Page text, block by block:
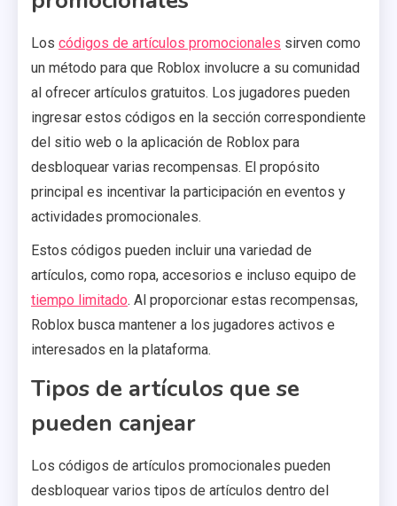
Los códigos de artículos promocionales sirven como
un método para que Roblox involucre a su comunidad
al ofrecer artículos gratuitos. Los jugadores pueden
ingresar estos códigos en la sección correspondiente
del sitio web o la aplicación de Roblox para
desbloquear varias recompensas. El propósito
principal es incentivar la participación en eventos y
actividades promocionales.
Estos códigos pueden incluir una variedad de
artículos, como ropa, accesorios e incluso equipo de
tiempo limitado. Al proporcionar estas recompensas,
Roblox busca mantener a los jugadores activos e
interesados en la plataforma.
Tipos de artículos que se
pueden canjear
Los códigos de artículos promocionales pueden
desbloquear varios tipos de artículos dentro del